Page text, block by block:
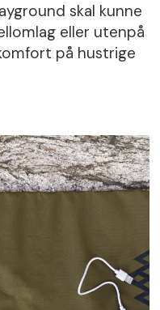
skal kunne
eller utenpå
på hustrige